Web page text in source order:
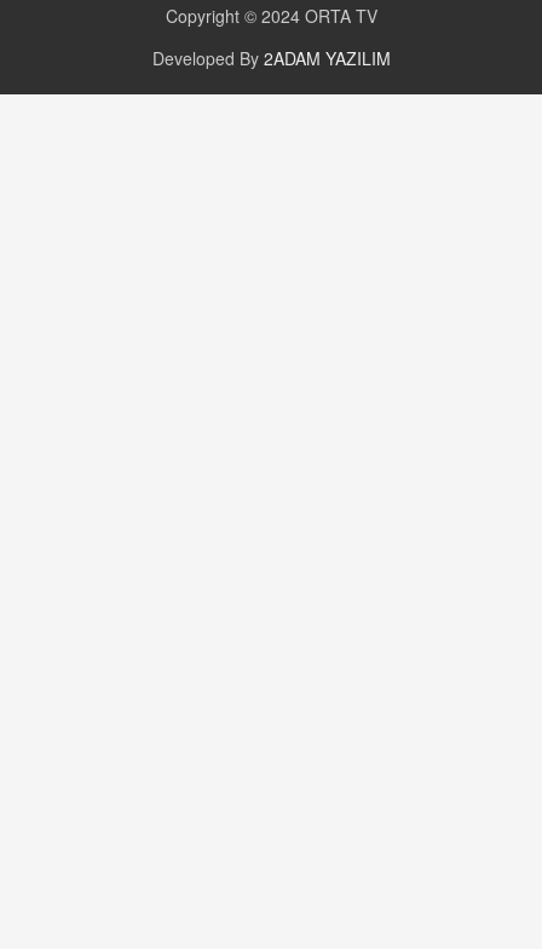
Copyright © 2024 ORTA TV
Developed By 2ADAM YAZILIM